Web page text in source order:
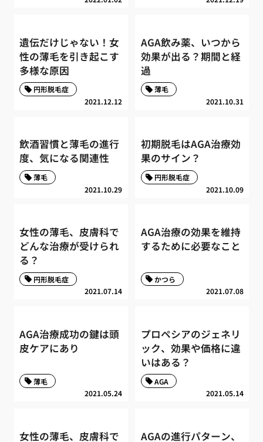
遺伝だけじゃない！女
性の薄毛を引き起こす
多様な原因
2021.12.12
円形脱毛症
AGA飲み薬、いつから
効果が出る？期間と経
過
2021.10.31
薄毛
飲酒習慣と薄毛の進行
度、気になる関連性
2021.10.29
薄毛
初期脱毛はAGA治療効
果のサイン？
2021.10.09
円形脱毛症
女性の薄毛、皮膚科で
どんな治療が受けられ
る？
2021.07.14
円形脱毛症
AGA治療の効果を維持
するために必要なこと
2021.07.08
かつら
AGA治療成功の鍵は頭
皮ケアにあり
2021.05.24
薄毛
プロペシアのジェネリ
ック、効果や価格に違
いはある？
2021.05.14
AGA
女性の薄毛、皮膚科で AGAの進行パターン、